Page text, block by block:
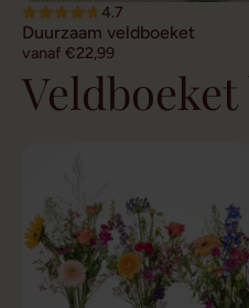
4.7
Duurzaam veldboeket
vanaf €22,99